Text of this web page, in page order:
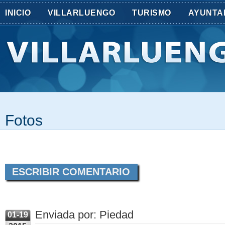
INICIO VILLARLUENGO TURISMO
Fotos
ESCRIBIR COMENTARIO
01-19
Enviada por: Piedad